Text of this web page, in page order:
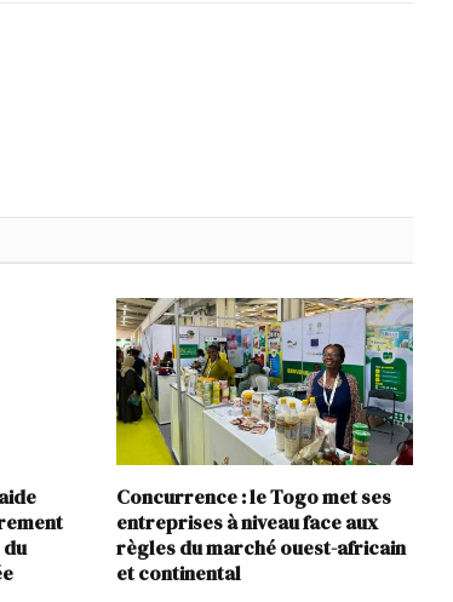
Concurrence : le Togo met ses
entreprises à niveau face aux
règles du marché ouest-africain
et continental